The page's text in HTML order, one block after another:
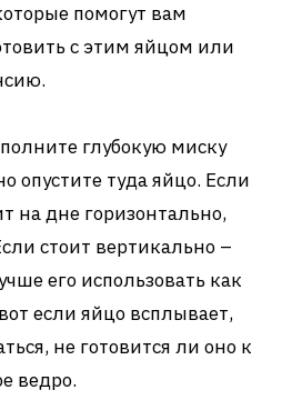
помогут вам
с этим яйцом или
глубокую миску
опустите туда яйцо. Если
на дне горизонтально,
стоит вертикально –
его использовать как
если яйцо всплывает,
не готовится ли оно к
ведро.